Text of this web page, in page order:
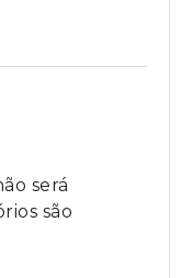
será
são